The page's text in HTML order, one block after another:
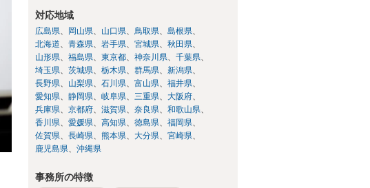
対応地域
広島県 岡山県 山口県 鳥取県
島根県
北海道
青森県 岩手県 宮城県
秋田県
山形県
福島県 東京都 神奈川県
千葉県
埼玉県
茨城県 栃木県 群馬県
新潟県
長野県
山梨県 石川県 富山県
福井県
愛知県
静岡県 岐阜県 三重県
大阪府
兵庫県
京都府 滋賀県 奈良県
和歌山県
香川県
愛媛県 高知県 徳島県
福岡県
佐賀県
長崎県 熊本県 大分県
宮崎県
鹿児島県
沖縄県
事務所の特徴